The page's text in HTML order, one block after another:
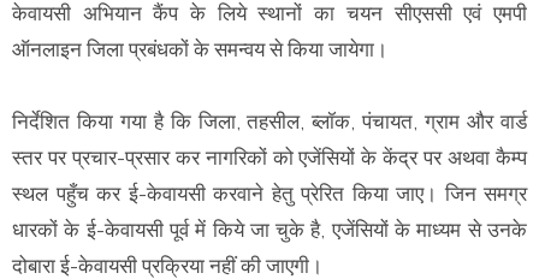
केवायसी अभियान कैंप के लिये स्थानों का चयन सीएससी एवं एमपी
ऑनलाइन जिला प्रबंधकों के समन्वय से किया जायेगा।
निर्देशित किया गया है कि जिला, तहसील, ब्लॉक, पंचायत, ग्राम और वार्ड
स्तर पर प्रचार-प्रसार कर नागरिकों को एजेंसियों के केंद्र पर अथवा कैम्प
स्थल पहुँच कर ई-केवायसी करवाने हेतु प्रेरित किया जाए। जिन समग्र
धारकों के ई-केवायसी पूर्व में किये जा चुके है, एजेंसियों के माध्यम से उनके
दोबारा ई-केवायसी प्रक्रिया नहीं की जाएगी।